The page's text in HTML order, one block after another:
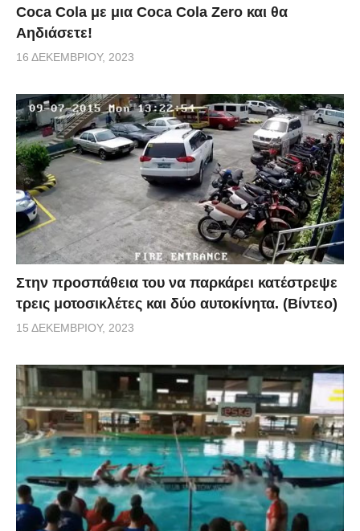
Coca Cola με μια Coca Cola Zero και θα
Αηδιάσετε!
16 ΔΕΚΕΜΒΡΊΟΥ, 2023
Στην προσπάθεια του να παρκάρει κατέστρεψε
τρεις μοτοσικλέτες και δύο αυτοκίνητα. (Βίντεο)
15 ΔΕΚΕΜΒΡΊΟΥ, 2023